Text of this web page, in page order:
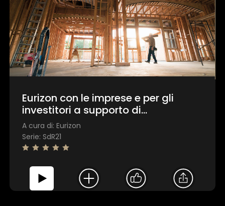
Eurizon con le imprese e per gli
investitori a supporto di
un’economia reale sostenibile
A cura di: Eurizon
Serie: SdR21